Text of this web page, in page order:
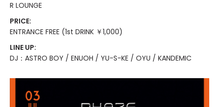
R LOUNGE
PRICE:
ENTRANCE FREE (1st DRINK ￥1,000)
LINE UP:
DJ：ASTRO BOY / ENUOH / YU-S-KE / OYU / KANDEMIC